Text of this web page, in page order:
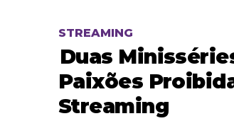
STREAMING
Duas
Paixões
Streaming